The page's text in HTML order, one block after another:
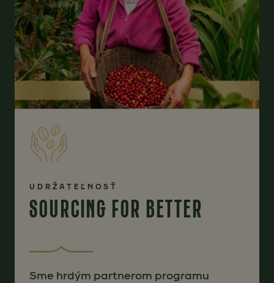
UDRŽATEĽNOSŤ
SOURCING FOR BETTER
Sme hrdým partnerom programu